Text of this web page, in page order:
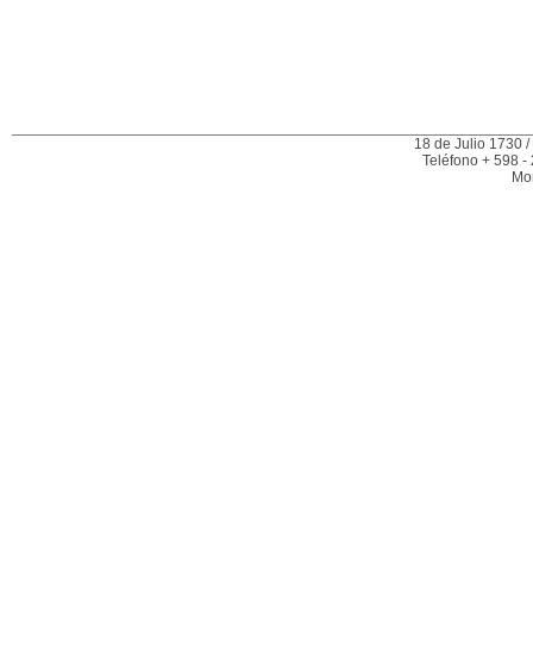
18 de Julio 1730
Teléfono + 598 -